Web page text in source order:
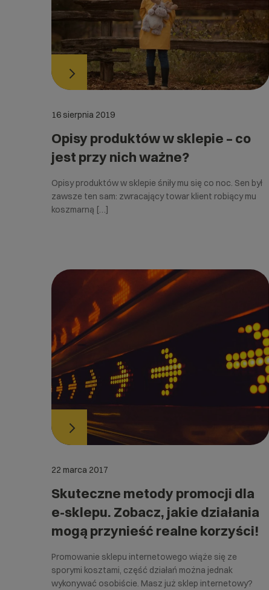
16 sierpnia 2019
Opisy produktów w sklepie – co
jest przy nich ważne?
Opisy produktów w sklepie śniły mu się co noc. Sen był
zawsze ten sam: zwracający towar klient robiący mu
koszmarną […]
22 marca 2017
Skuteczne metody promocji dla
e-sklepu. Zobacz, jakie działania
mogą przynieść realne korzyści!
Promowanie sklepu internetowego wiąże się ze
sporymi kosztami, część działań można jednak
wykonywać osobiście. Masz już sklep internetowy?